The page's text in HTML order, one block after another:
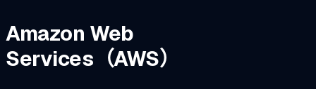
Amazon Web
Services（AWS）